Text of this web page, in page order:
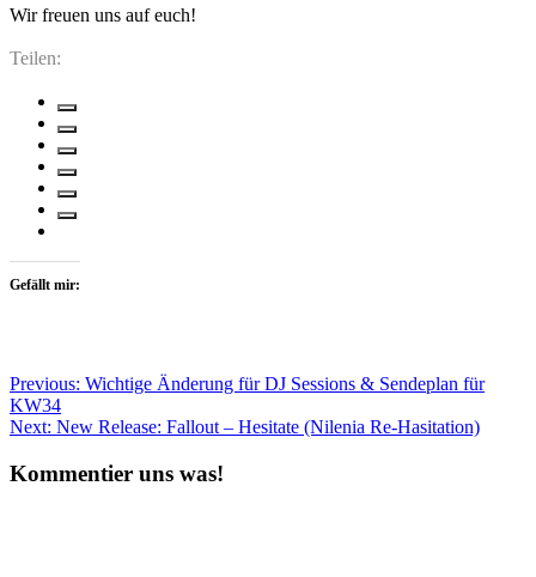
Wir freuen uns auf euch!
Teilen:
Gefällt mir:
Beitragsnavigation
Previous: Wichtige Änderung für DJ Sessions & Sendeplan für
KW34
Next: New Release: Fallout – Hesitate (Nilenia Re-Hasitation)
Kommentier uns was!